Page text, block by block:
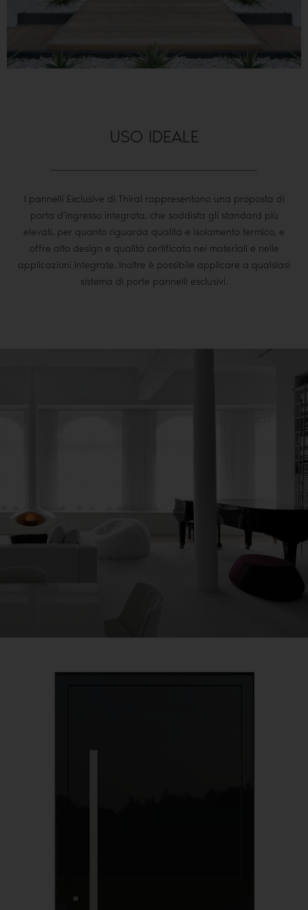
USO IDEALE
I pannelli Exclusive di Thiral rappresentano una proposta di
porta d’ingresso integrata, che soddisfa gli standard più
elevati, per quanto riguarda qualità e isolamento termico, e
offre alto design e qualità certificata nei materiali e nelle
applicazioni integrate. Inoltre è possibile applicare a qualsiasi
sistema di porte pannelli esclusivi.